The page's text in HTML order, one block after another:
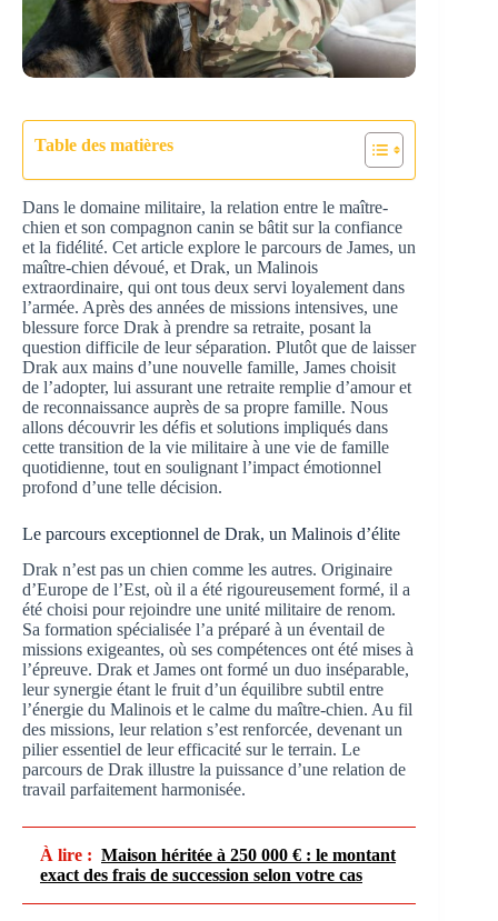
Table des matières
Dans le domaine militaire, la relation entre le maître-
chien et son compagnon canin se bâtit sur la confiance
et la fidélité. Cet article explore le parcours de James, un
maître-chien dévoué, et Drak, un Malinois
extraordinaire, qui ont tous deux servi loyalement dans
l’armée. Après des années de missions intensives, une
blessure force Drak à prendre sa retraite, posant la
question difficile de leur séparation. Plutôt que de laisser
Drak aux mains d’une nouvelle famille, James choisit
de l’adopter, lui assurant une retraite remplie d’amour et
de reconnaissance auprès de sa propre famille. Nous
allons découvrir les défis et solutions impliqués dans
cette transition de la vie militaire à une vie de famille
quotidienne, tout en soulignant l’impact émotionnel
profond d’une telle décision.
Le parcours exceptionnel de Drak, un Malinois d’élite
Drak n’est pas un chien comme les autres. Originaire
d’Europe de l’Est, où il a été rigoureusement formé, il a
été choisi pour rejoindre une unité militaire de renom.
Sa formation spécialisée l’a préparé à un éventail de
missions exigeantes, où ses compétences ont été mises à
l’épreuve. Drak et James ont formé un duo inséparable,
leur synergie étant le fruit d’un équilibre subtil entre
l’énergie du Malinois et le calme du maître-chien. Au fil
des missions, leur relation s’est renforcée, devenant un
pilier essentiel de leur efficacité sur le terrain. Le
parcours de Drak illustre la puissance d’une relation de
travail parfaitement harmonisée.
À lire : Maison héritée à 250 000 € : le montant
exact des frais de succession selon votre cas